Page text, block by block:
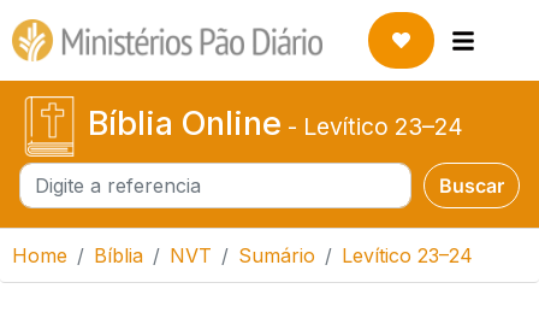
Bíblia Online - Levítico 23–24
Buscar Buscar
Home Bíblia NVT Sumário Levítico 23–24